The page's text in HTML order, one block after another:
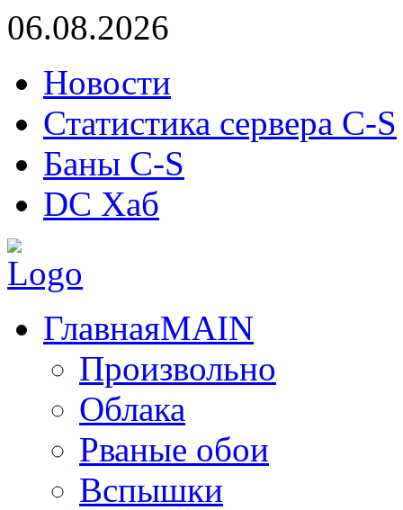
06.08.2026
Новости
Статистика сервера C-S
Баны C-S
DC Хаб
ГлавнаяMAIN
Произвольно
Облака
Рваные обои
Вспышки